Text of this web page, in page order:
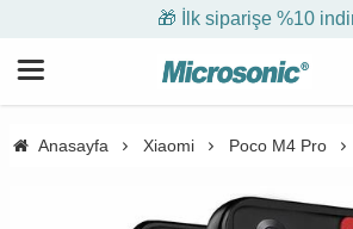
🎁 İlk siparişe %10
Anasayfa Xiaomi Poco M4 Pro